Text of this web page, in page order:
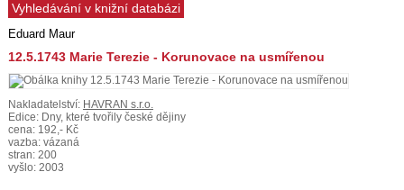
Vyhledávání v knižní databázi
Eduard Maur
12.5.1743 Marie Terezie - Korunovace na usmířenou
Nakladatelství: HAVRAN s.r.o.
Edice: Dny, které tvořily české dějiny
cena: 192,- Kč
vazba: vázaná
stran: 200
vyšlo: 2003